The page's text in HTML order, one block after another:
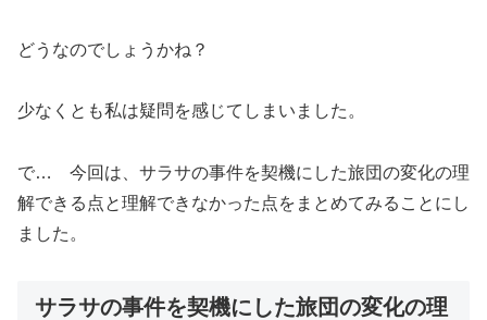
どうなのでしょうかね？
少なくとも私は疑問を感じてしまいました。
で… 今回は、サラサの事件を契機にした旅団の変化の理
解できる点と理解できなかった点をまとめてみることにし
ました。
サラサの事件を契機にした旅団の変化の理